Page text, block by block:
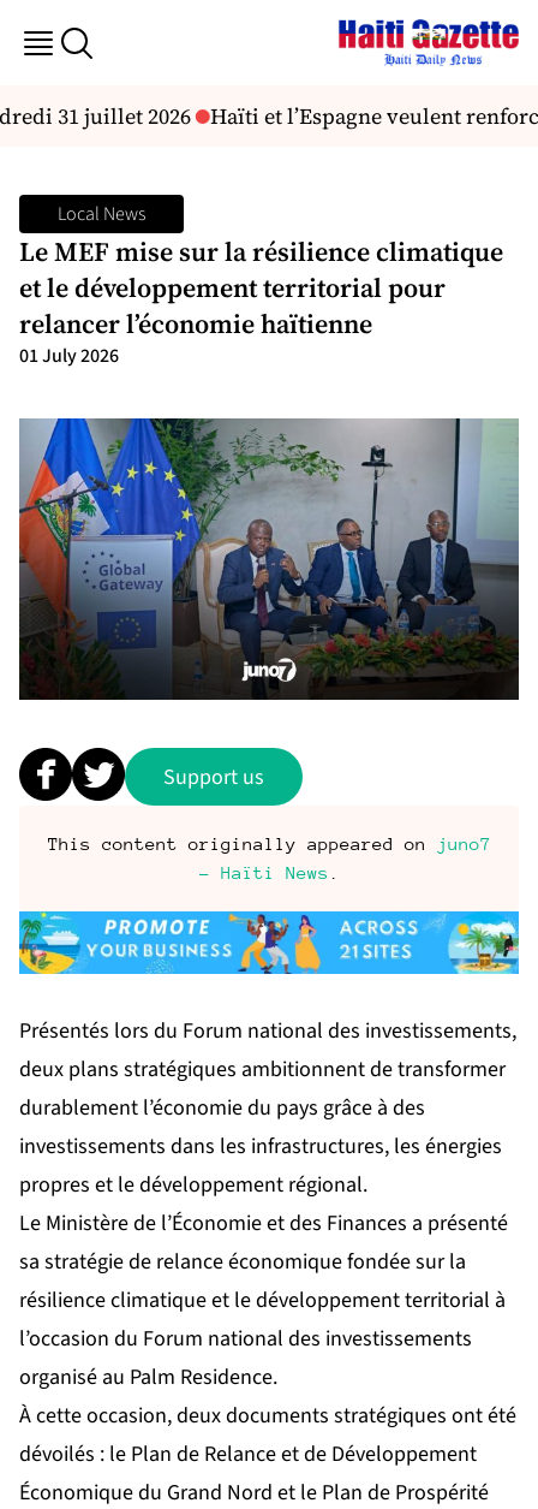
31 juillet 2026 Haïti et l’Espagne veulent
Local News
Le MEF mise sur la résilience climatique
et le développement territorial pour
relancer l’économie haïtienne
01 July 2026
Support us
This content originally appeared on
juno7
- Haïti News
Présentés lors du Forum national des investissements,
deux plans stratégiques ambitionnent de transformer
durablement l’économie du pays grâce à des
investissements dans les infrastructures, les énergies
propres et le développement régional.
Le Ministère de l’Économie et des Finances a présenté
sa stratégie de relance économique fondée sur la
résilience climatique et le développement territorial à
l’occasion du Forum national des investissements
organisé au Palm Residence.
À cette occasion, deux documents stratégiques ont été
dévoilés : le Plan de Relance et de Développement
Économique du Grand Nord et le Plan de Prospérité